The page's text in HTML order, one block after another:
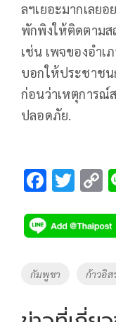
ลฯเยอะมากเลย
พักพิงให้ติดตามส
เช่น เพจของอำเ
บอกให้ประชาชน
ก่อนว่าเหตุการณ์
ปลอดภัย.
F
e
b
o
k
T
tt
er
C
p
y
k
Tags
กัมพูชา ก้าวอิส